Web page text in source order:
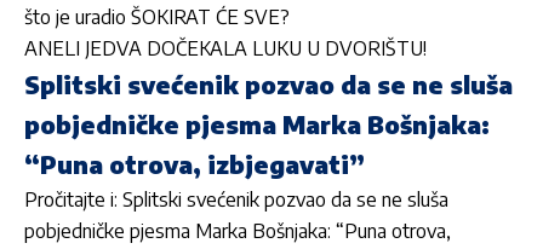
što je uradio ŠOKIRAT ĆE SVE?
ANELI JEDVA DOČEKALA LUKU U DVORIŠTU!
Splitski svećenik pozvao da se ne sluša
pobjedničke pjesma Marka Bošnjaka:
“Puna otrova, izbjegavati”
Pročitajte i: Splitski svećenik pozvao da se ne sluša
pobjedničke pjesma Marka Bošnjaka: “Puna otrova,